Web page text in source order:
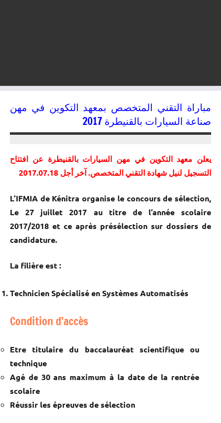
مباراة التقني المتخصص بمعھد التكوین في مھن
صناعة السیارات بالقنيطرة 2017
يعلن معهد التكوين في مهن السيارات بالقنيطرة عن افتتاح
التسجيل لنيل شهادة التقني المتخصص. آخر أجل 2017.07.18
L’IFMIA de Kénitra organise le concours de sélection,
Le 27 juillet 2017 au titre de l’année scolaire
2017/2018 et ce après présélection sur dossiers de
candidature.
La filière est :
Technicien Spécialisé en Systèmes Automatisés
Condition d’accès
Etre titulaire du baccalauréat scientifique ou
technique
Agé de 30 ans maximum à la date de la rentrée
scolaire
Réussir les épreuves de sélection